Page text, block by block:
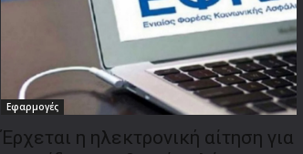
Εφαρμογές
Έρχεται η ηλεκτρονική αίτηση για